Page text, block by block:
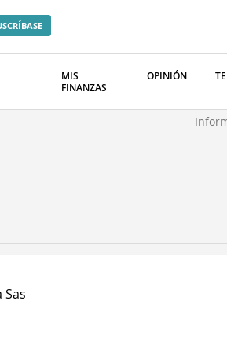
MIS
FINANZAS
OPINIÓN
Sas